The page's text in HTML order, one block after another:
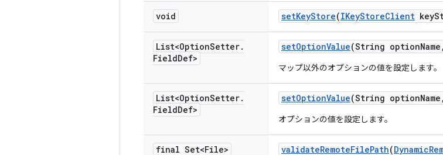
void setKeyStore(IKeyStoreClient key
List<OptionSetter.
FieldDef>
setOptionValue(String optionName ,
マップ以外のオプションの値を設定します。
List<OptionSetter.
FieldDef>
setOptionValue(String optionName ,
オプションの値を設定します。
final Set<File> validateRemoteFilePath(Dynamic